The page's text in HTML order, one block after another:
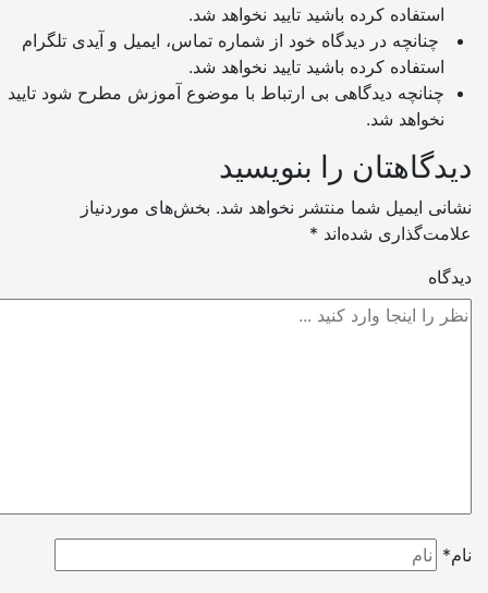
استفاده کرده باشید تایید نخواهد شد.
چنانچه در دیدگاه خود از شماره تماس، ایمیل و آیدی تلگرام
استفاده کرده باشید تایید نخواهد شد.
چنانچه دیدگاهی بی ارتباط با موضوع آموزش مطرح شود تایید
نخواهد شد.
را بنویسید
ایمیل شما منتشر نخواهد شد. بخش‌های موردنیاز
شده‌اند*